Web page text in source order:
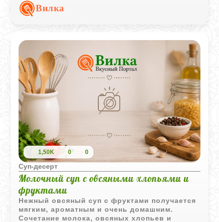
уютным и домашним.
Вилка
1,50K 0 0
Суп‑десерт
Молочный суп с овсяными хлопьями и
фруктами
Нежный овсяный суп с фруктами получается
мягким, ароматным и очень домашним.
Сочетание молока, овсяных хлопьев и